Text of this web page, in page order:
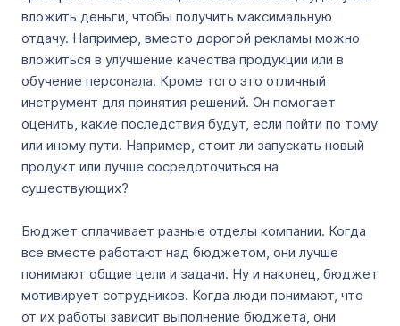
вложить деньги, чтобы получить максимальную
отдачу. Например, вместо дорогой рекламы можно
вложиться в улучшение качества продукции или в
обучение персонала. Кроме того это отличный
инструмент для принятия решений. Он помогает
оценить, какие последствия будут, если пойти по тому
или иному пути. Например, стоит ли запускать новый
продукт или лучше сосредоточиться на
существующих?
Бюджет сплачивает разные отделы компании. Когда
все вместе работают над бюджетом, они лучше
понимают общие цели и задачи. Ну и наконец, бюджет
мотивирует сотрудников. Когда люди понимают, что
от их работы зависит выполнение бюджета, они